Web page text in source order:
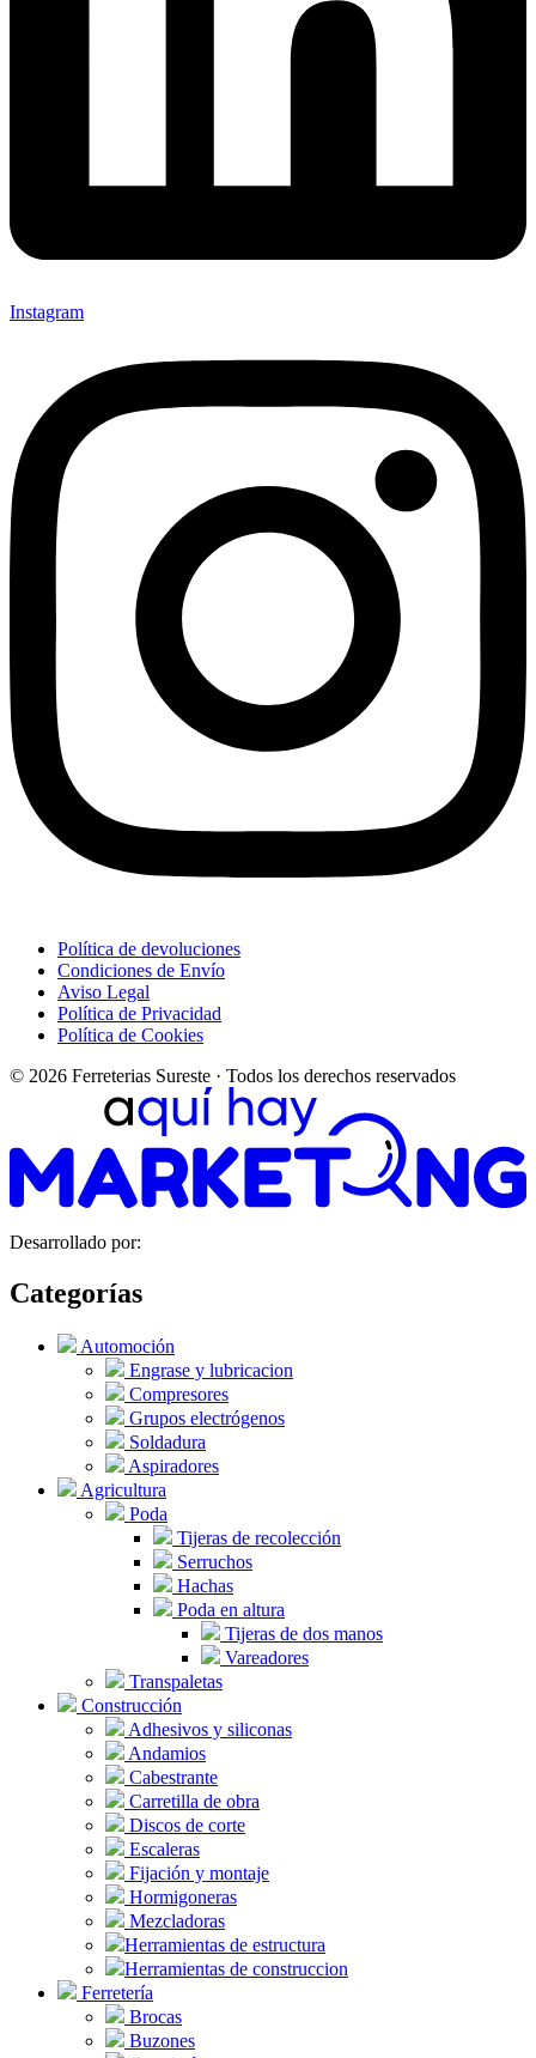
Instagram
Política de devoluciones
Condiciones de Envío
Aviso Legal
Política de Privacidad
Política de Cookies
© 2026 Ferreterias Sureste · Todos los derechos reservados
Desarrollado por:
Categorías
Automoción
Engrase y lubricacion
Compresores
Grupos electrógenos
Soldadura
Aspiradores
Agricultura
Poda
Tijeras de recolección
Serruchos
Hachas
Poda en altura
Tijeras de dos manos
Vareadores
Transpaletas
Construcción
Adhesivos y siliconas
Andamios
Cabestrante
Carretilla de obra
Discos de corte
Escaleras
Fijación y montaje
Hormigoneras
Mezcladoras
Herramientas de estructura
Herramientas de construccion
Ferretería
Brocas
Buzones